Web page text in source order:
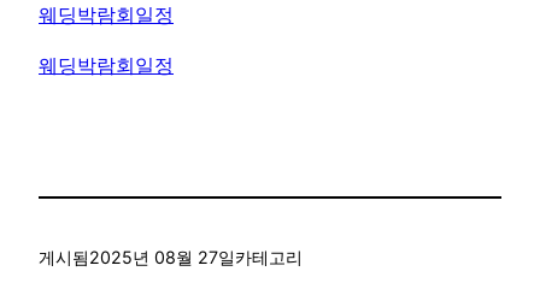
웨딩박람회일정
웨딩박람회일정
게시됨2025년 08월 27일카테고리